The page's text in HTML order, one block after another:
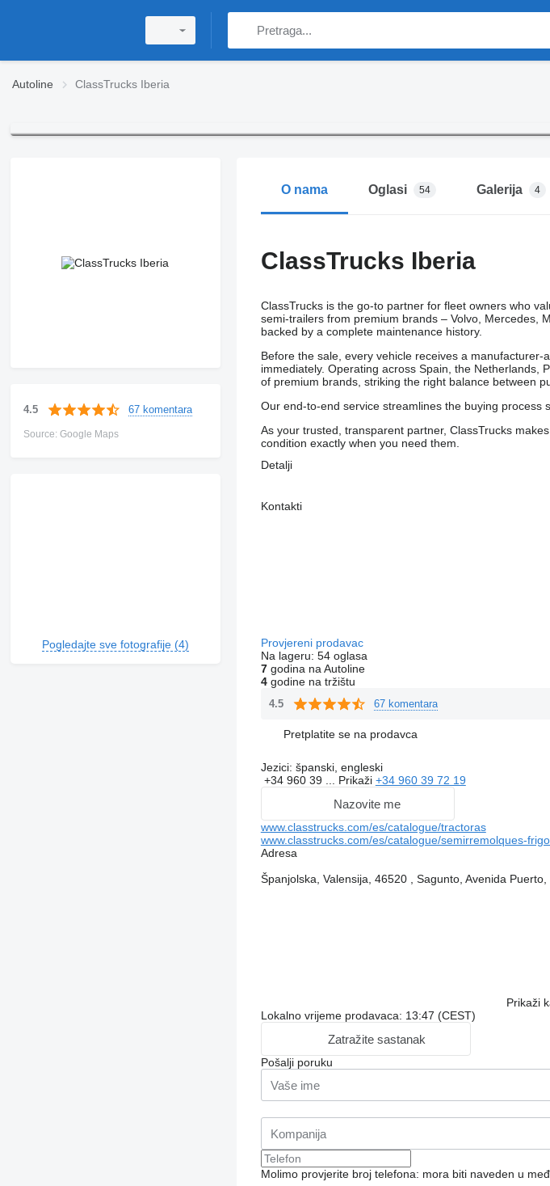
Autoline ClassTrucks Iberia
4.5 67 komentara
Source: Google Maps
Pogledajte sve fotografije (4)
O nama Oglasi 54 Galerija 4
ClassTrucks Iberia
ClassTrucks is the go-to partner for fleet owners who
semi-trailers from premium brands – Volvo, Mercedes,
backed by a complete maintenance history.
Before the sale, every vehicle receives a
immediately. Operating across Spain, the Netherlands,
of premium brands, striking the right balance between
Our end-to-end service streamlines the buying process
As your trusted, transparent partner, ClassTrucks
condition exactly when you need them.
Detalji
Kontakti
Provjereni prodavac
Na lageru: 54 oglasa
7godina na Autoline
4godine na tržištu
4.5 67 komentara
Pretplatite se na prodavca
Jezici: španski, engleski
+34 960 39 ... Prikaži +34 960 39 72 19
Nazovite me
www.classtrucks.com/es/catalogue/tractoras
www.classtrucks.com/es/catalogue/semirremolques-
Adresa
Španjolska, Valensija, 46520 , Sagunto, Avenida Puerto,
Prikaži
Lokalno vrijeme prodavaca: 13:47 (CEST)
Zatražite sastanak
Pošalji poruku
Molimo provjerite broj telefona: mora biti naveden u